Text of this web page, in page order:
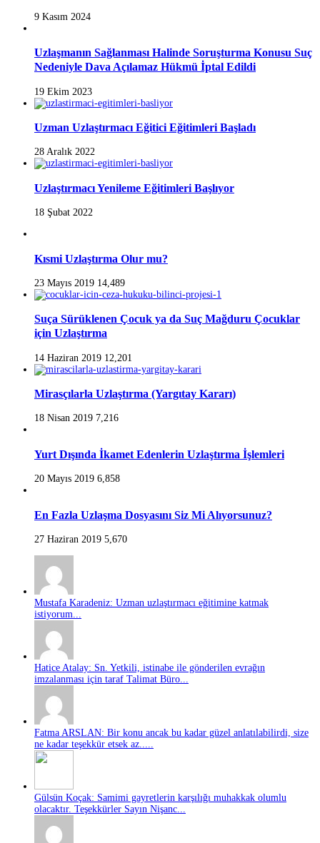
9 Kasım 2024
Uzlaşmanın Sağlanması Halinde Soruşturma Konusu Suç
Nedeniyle Dava Açılamaz Hükmü İptal Edildi
19 Ekim 2023
Uzman Uzlaştırmacı Eğitici Eğitimleri Başladı
28 Aralık 2022
Uzlaştırmacı Yenileme Eğitimleri Başlıyor
18 Şubat 2022
Kısmi Uzlaştırma Olur mu?
23 Mayıs 2019 14,489
Suça Sürüklenen Çocuk ya da Suç Mağduru Çocuklar
için Uzlaştırma
14 Haziran 2019 12,201
Mirasçılarla Uzlaştırma (Yargıtay Kararı)
18 Nisan 2019 7,216
Yurt Dışında İkamet Edenlerin Uzlaştırma İşlemleri
20 Mayıs 2019 6,858
En Fazla Uzlaşma Dosyasını Siz Mi Alıyorsunuz?
27 Haziran 2019 5,670
Mustafa Karadeniz: Uzman uzlaştırmacı eğitimine katmak
istiyorum...
Hatice Atalay: Sn. Yetkili, istinabe ile gönderilen evrağın
imzalanması için taraf Talimat Büro...
Fatma ARSLAN: Bir konu ancak bu kadar güzel anlatılabilirdi, size
ne kadar teşekkür etsek az.....
Gülsün Koçak: Samimi gayretlerin karşılığı muhakkak olumlu
olacaktır. Teşekkürler Sayın Nişanc...